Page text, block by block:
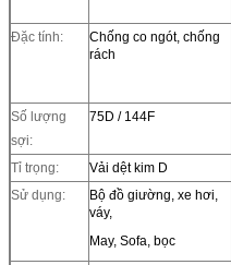
Đặc tính:
Chống co ngót, chống
rách
Số lượng
sợi:
75D / 144F
Tỉ trọng: Vải dệt kim D
Sử dụng:
Bộ đồ giường, xe hơi,
váy,
May, Sofa, bọc